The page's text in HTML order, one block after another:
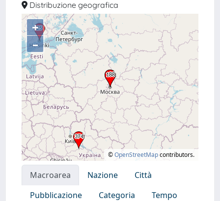
Distribuzione geografica
+
–
©OpenStreetMapcontributors.
Macroarea Nazione
Città
Pubblicazione
Categoria
Tempo